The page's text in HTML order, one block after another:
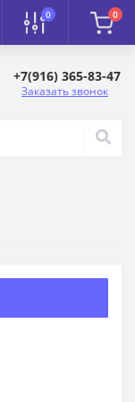
0 0
+7(916) 365-83-47
Заказать звонок